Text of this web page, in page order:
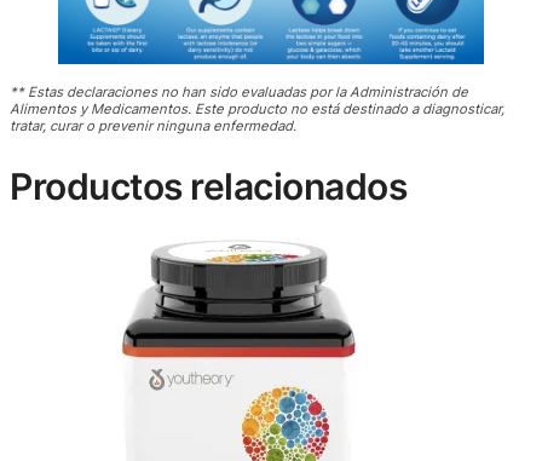
** Estas declaraciones no han sido evaluadas por la Administración de
Alimentos y Medicamentos. Este producto no está destinado a diagnosticar,
tratar, curar o prevenir ninguna enfermedad.
Productos relacionados